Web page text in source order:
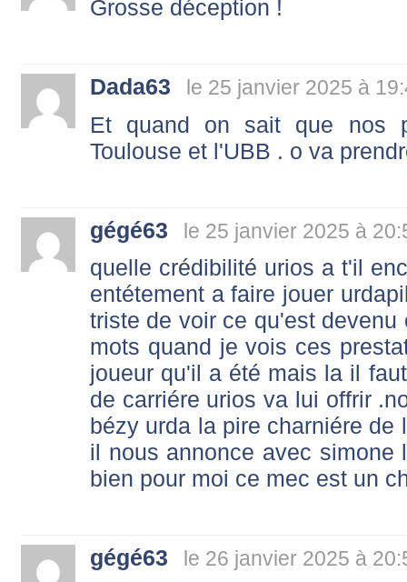
Grosse déception !
Dada63 le 25 janvier 2025 à
Et quand on sait que nos
Toulouse et l'UBB . o va
gégé63 le 25 janvier 2025 à
quelle crédibilité urios a t'il
entétement a faire jouer
triste de voir ce qu'est
mots quand je vois ces
joueur qu'il a été mais la il
de carriére urios va lui offrir
bézy urda la pire charniére
il nous annonce avec simone
bien pour moi ce mec est un
gégé63 le 26 janvier 2025 à